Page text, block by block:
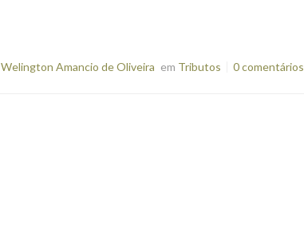
Welington Amancio de Oliveira em Tributos 0 comentários